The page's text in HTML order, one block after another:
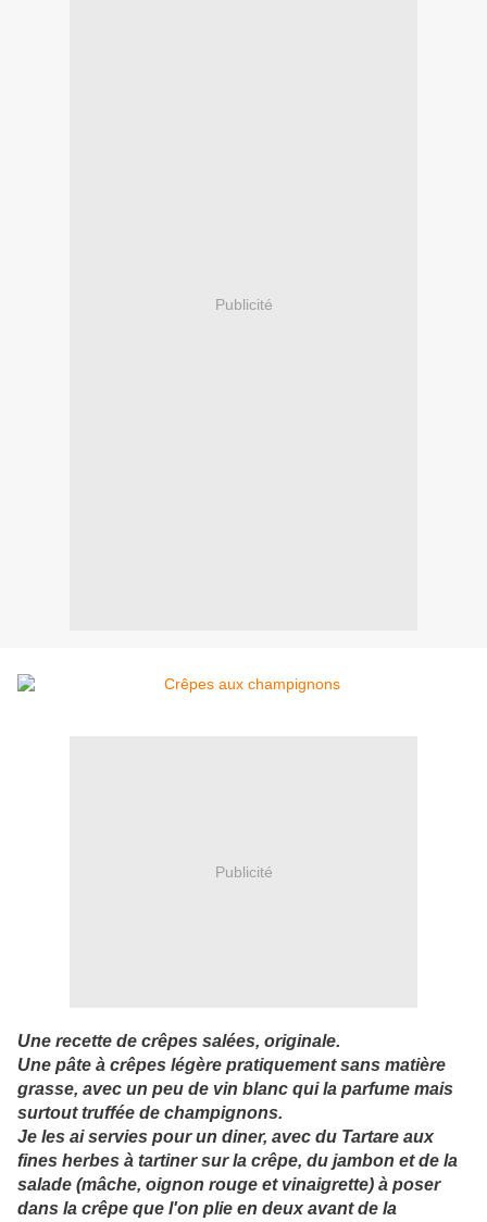
Publicité
Publicité
Une recette de crêpes salées, originale.
Une pâte à crêpes légère pratiquement sans matière
grasse, avec un peu de vin blanc qui la parfume mais
surtout truffée de champignons.
Je les ai servies pour un diner, avec du Tartare aux
fines herbes à tartiner sur la crêpe, du jambon et de la
salade (mâche, oignon rouge et vinaigrette) à poser
dans la crêpe que l'on plie en deux avant de la